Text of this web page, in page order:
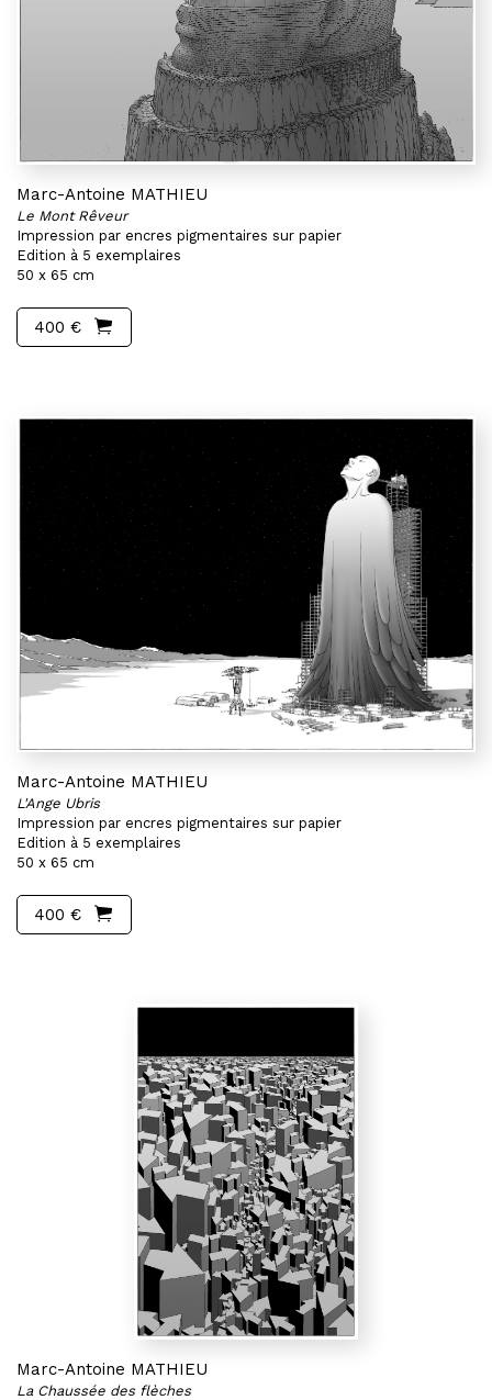
Marc-Antoine MATHIEU
Le Mont Rêveur
Impression par encres pigmentaires sur papier
Edition à 5 exemplaires
50 x 65 cm
400 €
Marc-Antoine MATHIEU
L'Ange Ubris
Impression par encres pigmentaires sur papier
Edition à 5 exemplaires
50 x 65 cm
400 €
Marc-Antoine MATHIEU
La Chaussée des flèches